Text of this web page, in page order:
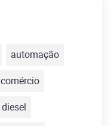
automação
comércio
diesel